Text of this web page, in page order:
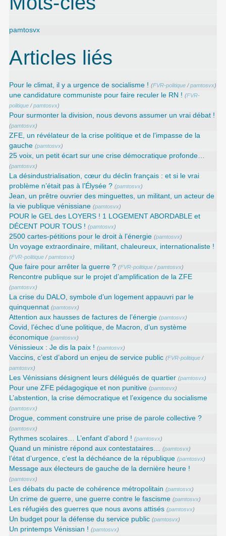
pamtosvx
Articles liés
Pour le climat, il y a urgence de socialisme ! (FVR-politique /pamtosvx)
une candidature communiste pour faire reculer le RN ! (FVR-
politique /pamtosvx)
Pour surmonter la division, nous devons assumer un vrai débat !
(pamtosvx)
ZFE, un révélateur de la crise politique et de l’impasse de la
gauche (pamtosvx)
25 voix, un petit écart sur une crise démocratique profonde…
(pamtosvx)
La désindustrialisation, cœur du déclin français : et si le vrai
problème n’était pas à l’Élysée ? (pamtosvx)
Jean, un prêtre ouvrier des minguettes, un militant, un acteur de
la vie publique vénissiane (pamtosvx)
POUR le GEL des LOYERS ! 1 LOGEMENT ABORDABLE et
DÉCENT POUR TOUS ! (pamtosvx)
2500 cartes-pétitions pour le droit à l’énergie (pamtosvx)
Un voyage extraordinaire, militant, chaleureux, internationaliste !
(FVR-politique /pamtosvx)
Que faire pour arrêter la guerre ? (FVR-politique /pamtosvx)
Rencontre publique sur le projet d’amplification de la ZFE
(pamtosvx)
La crise du DALO, symbole d’un logement appauvri par le
quinquennat (pamtosvx)
Attention aux hausses de factures de l’énergie (pamtosvx)
Covid, l’échec d’une politique, de Macron, d’un système
économique (pamtosvx)
Vénissieux : Je dis la paix ! (pamtosvx)
Vaccins, c’est d’abord un enjeu de service public (FVR-politique /
pamtosvx)
Les Vénissians désignent leurs délégués de quartier (pamtosvx)
Pour une ZFE pédagogique et non punitive (pamtosvx)
L’abstention, la crise démocratique et l’exigence du socialisme
(pamtosvx)
Drogue, comment construire une prise de parole collective ?
(pamtosvx)
Rythmes scolaires… L’enfant d’abord ! (pamtosvx)
Quand un ministre répond aux contestataires… (pamtosvx)
l’état d’urgence, c’est la déchéance de la république (pamtosvx)
Message aux électeurs de gauche de la dernière heure !
(pamtosvx)
Les débats du pacte de cohérence métropolitain (pamtosvx)
Un crime de guerre, une guerre contre le fascisme (pamtosvx)
Les réfugiés des guerres que nous avons attisés (pamtosvx)
Un budget pour la défense du service public (pamtosvx)
Un printemps Vénissian ! (pamtosvx)